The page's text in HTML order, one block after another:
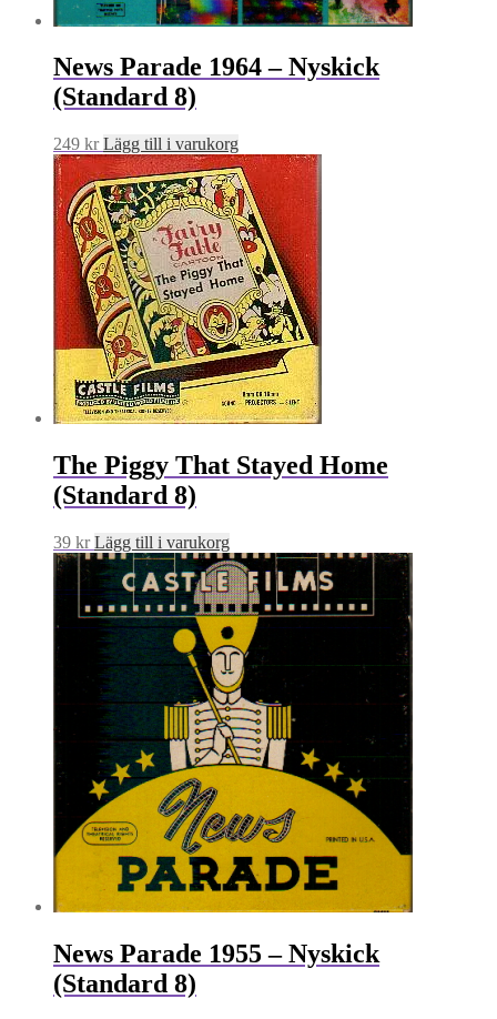
News Parade 1964 – Nyskick
(Standard 8)
249 kr Lägg till i varukorg
The Piggy That Stayed Home
(Standard 8)
39 kr Lägg till i varukorg
News Parade 1955 – Nyskick
(Standard 8)